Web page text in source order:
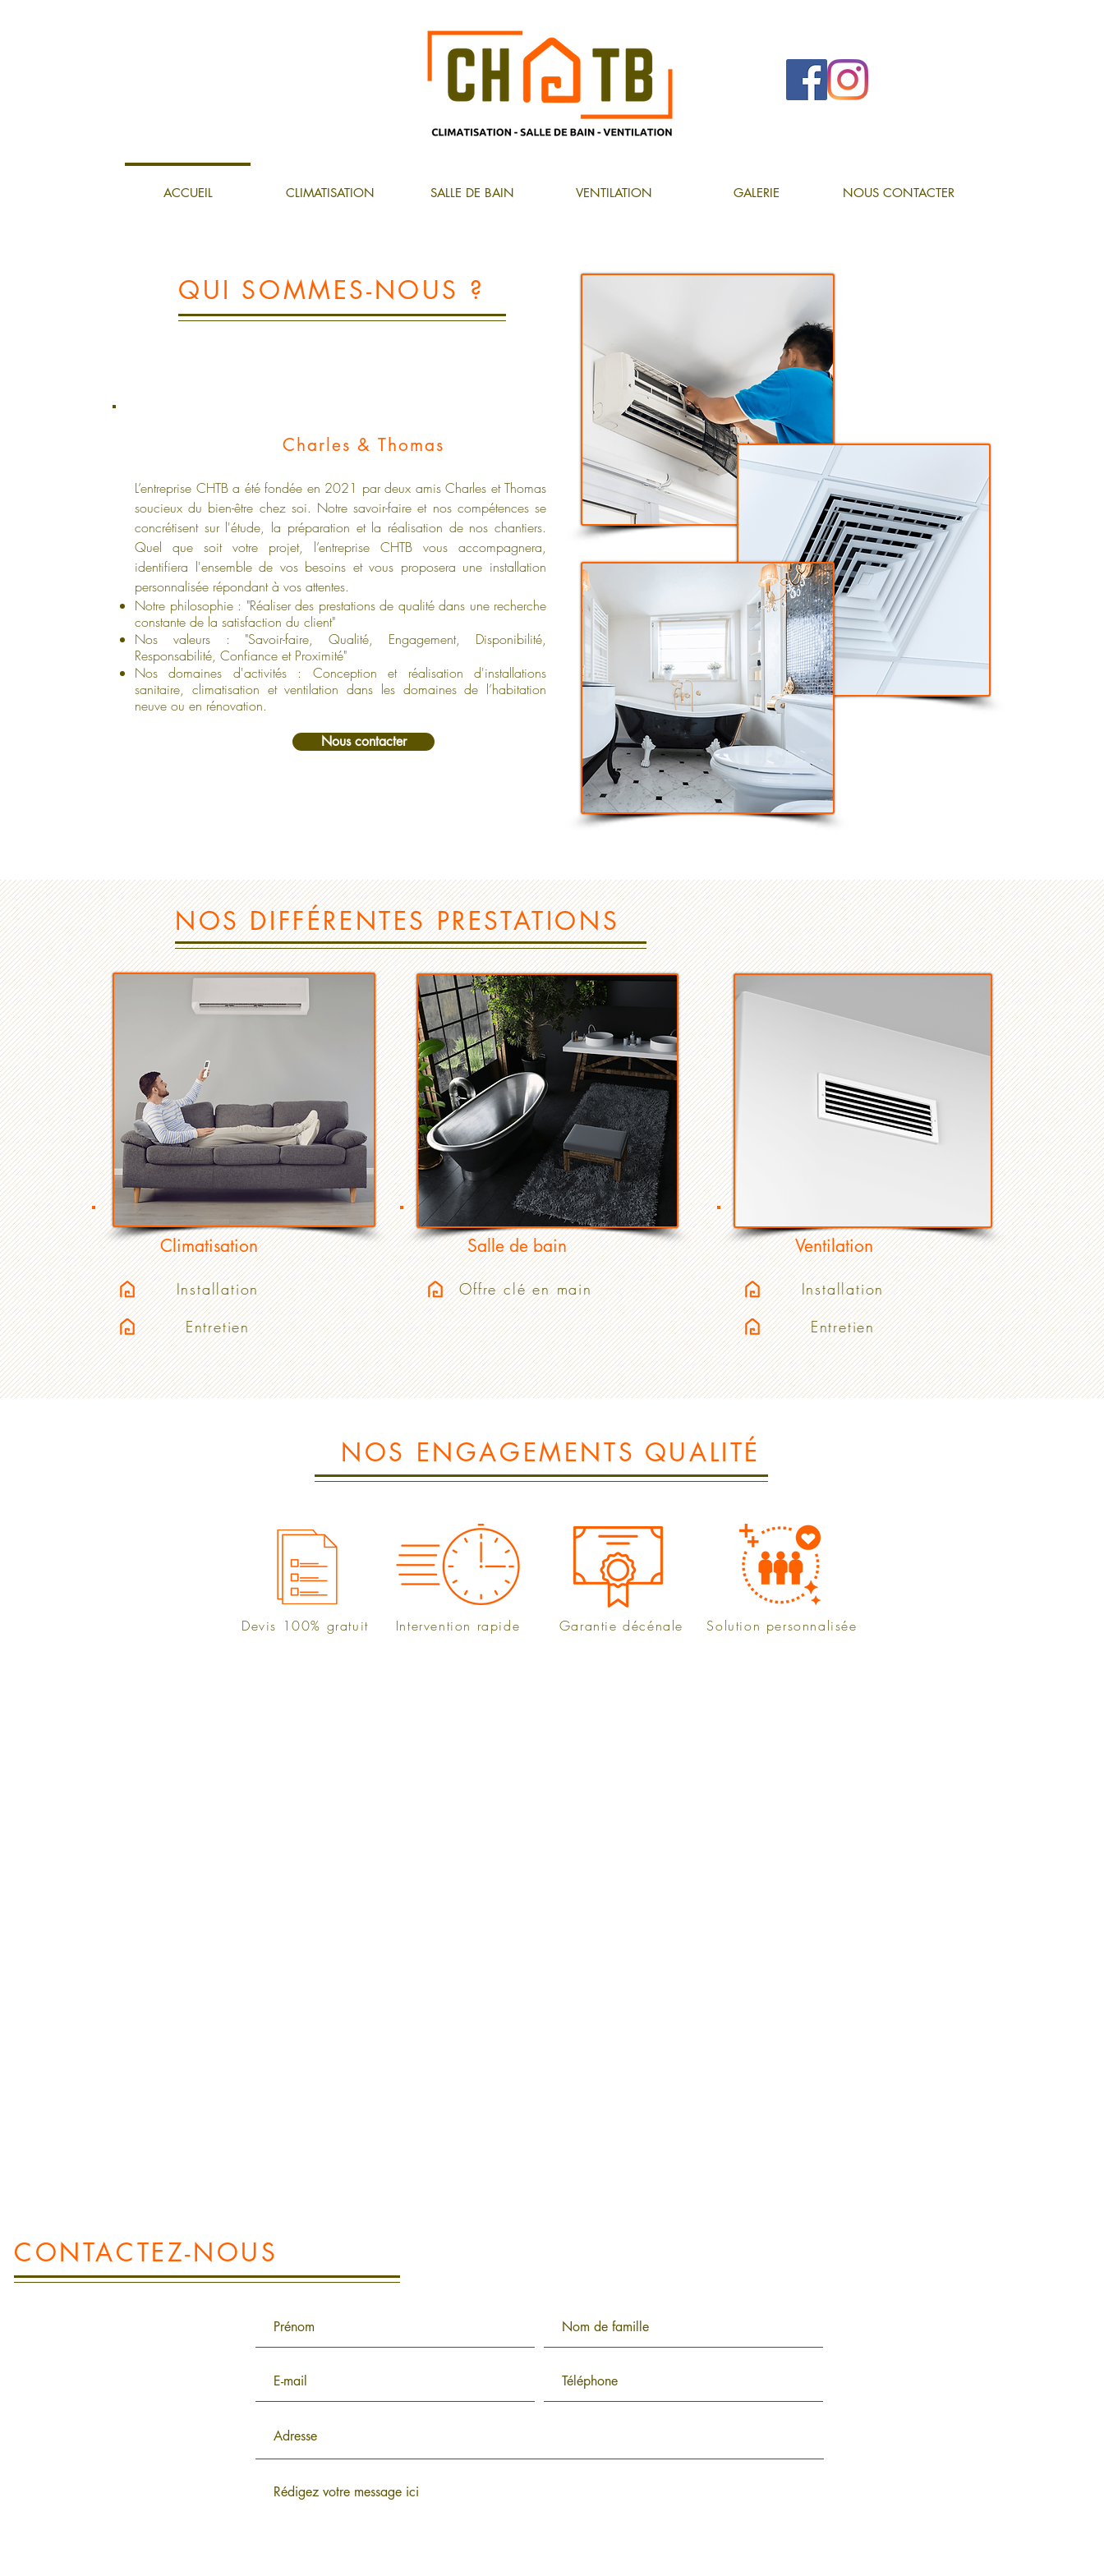
ACCUEIL CLIMATISATION SALLE DE BAIN VENTILATION GALERIE NOUS CONTACTER
QUI SOMMES-NOUS ?
Charles & Thomas
L’entreprise CHTB a été fondée en 2021 par deux amis Charles et Thomas
soucieux du bien-être chez soi. Notre savoir-faire et nos compétences se
concrétisent sur l'étude, la préparation et la réalisation de nos chantiers.
Quel que soit votre projet, l’entreprise CHTB vous accompagnera,
identifiera l'ensemble de vos besoins et vous proposera une installation
personnalisée répondant à vos attentes.
Notre philosophie : "Réaliser des prestations de qualité dans une recherche
constante de la satisfaction du client"
Nos valeurs : "Savoir-faire, Qualité, Engagement, Disponibilité,
Responsabilité, Confiance et Proximité"
Nos domaines d'activités : Conception et réalisation d'installations
sanitaire, climatisation et ventilation dans les domaines de l’habitation
neuve ou en rénovation.
Nous contacter
NOS DIFFÉRENTES PRESTATIONS
Climatisation
Installation
Entretien
Salle de bain
Offre clé en main
Ventilation
Installation
Entretien
NOS ENGAGEMENTS QUALITÉ
Devis 100% gratuit Intervention rapide Garantie décénale Solution personnalisée
CONTACTEZ-NOUS